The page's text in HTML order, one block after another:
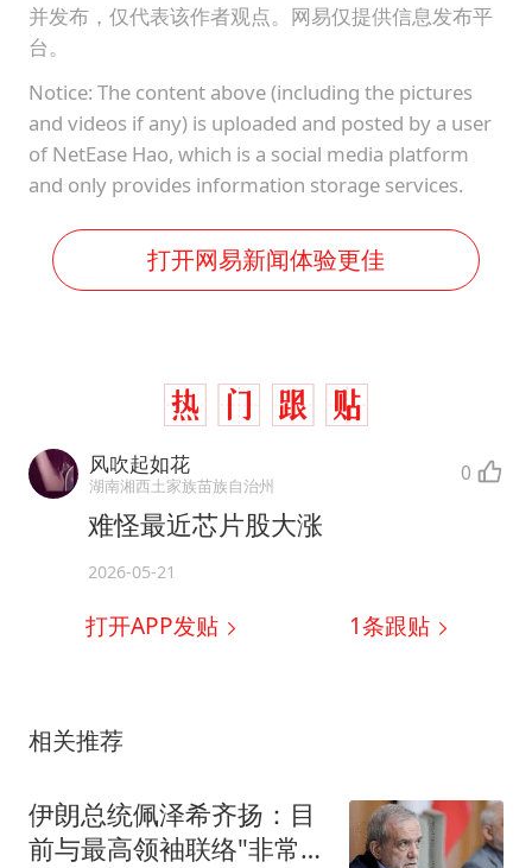
并发布，仅代表该作者观点。网易仅提供信息发布平
台。
Notice: The content above (including the pictures
and videos if any) is uploaded and posted by a user
of NetEase Hao, which is a social media platform
and only provides information storage services.
打开网易新闻体验更佳
风吹起如花
湖南湘西土家族苗族自治州 0
难怪最近芯片股大涨
2026-05-21
打开APP发贴 1条跟贴
相关推荐
伊朗总统佩泽希齐扬：目
前与最高领袖联络"非常困